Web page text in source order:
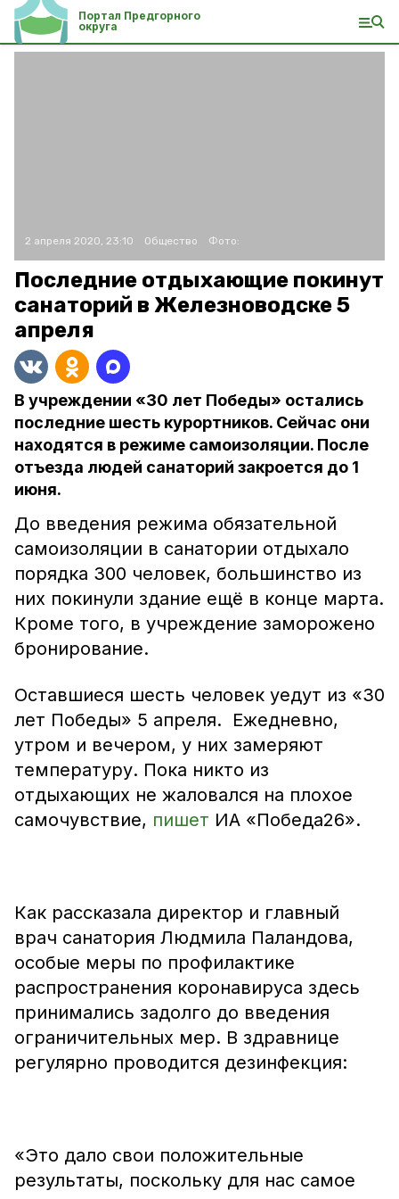
Портал Предгорного
округа
2 апреля 2020, 23:10 Общество Фото:
Последние отдыхающие покинут
санаторий в Железноводске 5
апреля
В учреждении «30 лет Победы» остались
последние шесть курортников. Сейчас они
находятся в режиме самоизоляции. После
отъезда людей санаторий закроется до 1
июня.
До введения режима обязательной
самоизоляции в санатории отдыхало
порядка 300 человек, большинство из
них покинули здание ещё в конце марта.
Кроме того, в учреждение заморожено
бронирование.
Оставшиеся шесть человек уедут из «30
лет Победы» 5 апреля. Ежедневно,
утром и вечером, у них замеряют
температуру. Пока никто из
отдыхающих не жаловался на плохое
самочувствие, пишет ИА «Победа26».
Как рассказала директор и главный
врач санатория Людмила Паландова,
особые меры по профилактике
распространения коронавируса здесь
принимались задолго до введения
ограничительных мер. В здравнице
регулярно проводится дезинфекция:
«Это дало свои положительные
результаты, поскольку для нас самое